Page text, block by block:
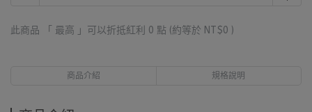
此商品 「 最高 」可以折抵紅利 0 點 (約等於 NT$0 )
商品介紹 規格說明